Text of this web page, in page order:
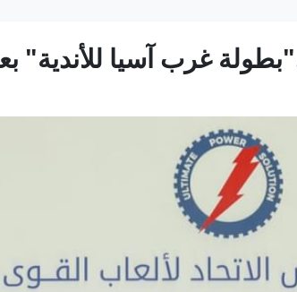
غرب آسيا للأندية"